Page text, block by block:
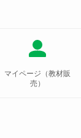
マイページ（教材販
売）